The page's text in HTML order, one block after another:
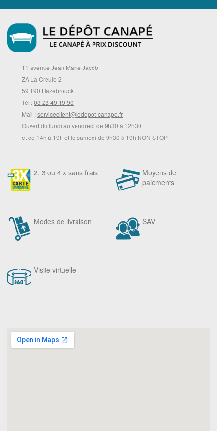
11 avenue Jean Marie Jacob
ZA La Creule 2
59 190 Hazebrouck
Tél :03 28 49 19 90
Mail :serviceclient@ledepot-canape.fr
Ouvert du lundi au vendredi de 9h30 à 12h30
et de 14h à 19h et le samedi de 9h30 à 19h NON STOP
2, 3 ou 4 x sans frais
Moyens de
paiements
Modes de livraison SAV
Visite virtuelle